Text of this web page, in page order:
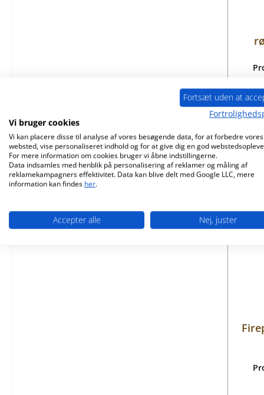
Fortsæt uden at
Vi bruger cookies
Vi kan placere disse til analyse af vores besøgende data, for at forbedre vores
websted, vise personaliseret indhold og for at give dig en god
For mere information om cookies bruger vi åbne indstillingerne.
Data indsamles med henblik på personalisering af reklamer og måling af
reklamekampagners effektivitet. Data kan blive delt med Google LLC, mere
information kan findes her.
Accepter alle Nej, juster